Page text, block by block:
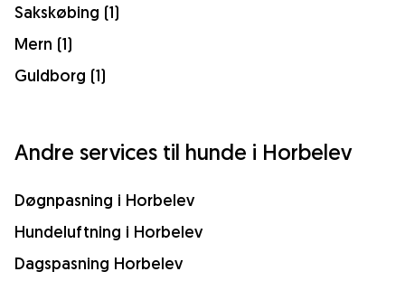
Sakskøbing (1)
Mern (1)
Guldborg (1)
Andre services til hunde i Horbelev
Døgnpasning i Horbelev
Hundeluftning i Horbelev
Dagspasning Horbelev